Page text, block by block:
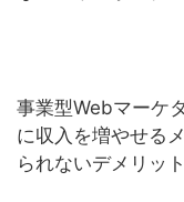
事業型Webマーケ
に収入を増やせる
られないデメリッ